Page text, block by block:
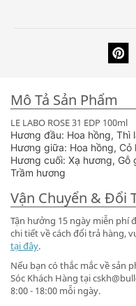
Mô Tả Sản Phẩm
LE LABO ROSE 31 EDP 100ml
Hương đầu: Hoa hồng, Thì
Hương giữa: Hoa hồng,
Hương cuối: Xạ hương,
Trầm hương
Vận Chuyển & Đổi
Tận hưởng 15 ngày miễn phí
chi tiết về cách đổi trả hàng,
tại đây.
Nếu bạn có thắc mắc về sản
Sóc Khách Hàng tại
8:00 - 18:00 mỗi ngày.